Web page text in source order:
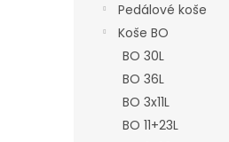
Pedálové koše
Koše BO
BO 30L
BO 36L
BO 3x11L
BO 11+23L